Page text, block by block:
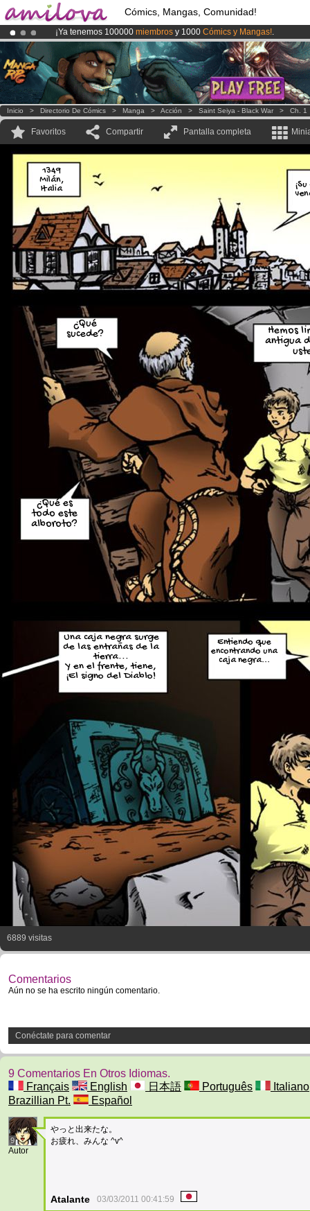
Cómics, Mangas, Comunidad!
¡Ya tenemos 100000 miembros y 1000 Cómics y Mangas!.
¡El Kickstarter Amilova está desormado lanzado!.
¡Conviertete en Premium por3.95 euros al mes!Hazte Premium ya
Inicio > Directorio De Cómics > Manga > Acción > Saint Seiya - Black War > Ch. 1
Favoritos Compartir Pantalla completa
1349
Milán,
Italia
¿Qué
sucede?
¿Qué es
todo este
alboroto?
Hemos
antigua
Una caja negra surge
de las entrañas de la
tierra...
Y en el frente, tiene,
¡El signo del Diablo!
Entiendo que
encontrando una
caja negra...
6889 visitas
Comentarios
Aún no se ha escrito ningún comentario.
Conéctate para comentar
9 Comentarios En Otros Idiomas.
Français
English 日本語 Português
Italiano
Brazillian Pt.
Español
9
Autor
やっと出来たな。
お疲れ、みんな ^v^
Atalante 03/03/2011 00:41:59